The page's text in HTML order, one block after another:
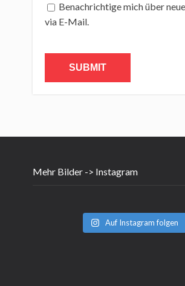
Benachrichtige mich über
via E-Mail.
Mehr Bilder -> Instagram
Auf Instagram folgen